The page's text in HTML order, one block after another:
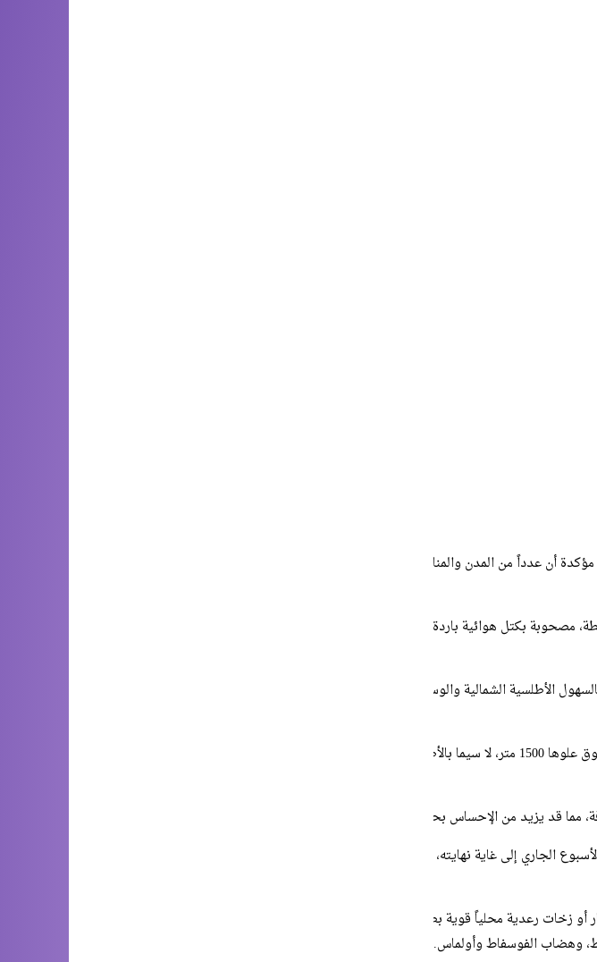
مؤكدة أن عدداً من المدن والمناطق المغربية ستشهد تساقطات ثلجية مهمة، إلى جانب أمطار قوية
بكتل هوائية باردة في الطبقات العليا من الغلاف الجوي، وهو ما يعزز حالة عدم الاستقرار
الشمالية والوسطى، ومنطقة اللوكوس، والريف، وسايس، والمنطقة الشرقية، مع امتداد
وبفعل تدفق الهواء البارد وانخفاض درجات الحرارة، يرتقب تساقط الثلوج فوق المرتفعات التي يفوق علوها 1500 متر، لا سيما بالأطلس الكبير والمتوسط والريف والهضاب العليا الشرقية، مع أجواء باردة
قد يزيد من الإحساس بحدة البرودة.
الجاري إلى غاية نهايته، مع تذبذب ملحوظ في درجات الحرارة، قبل تسجيل تحسن نسبي
أو زخات رعدية محلياً قوية بطنجة، اللوكوس، الريف والغرب، مع طقس غائم وماطر أيضاً بالسهول
وهضاب الفوسفاط وأولماس.